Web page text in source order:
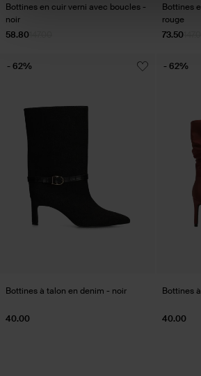
Bottines en cuir verni avec boucles -
noir
58.80
Bottines
rouge
73.50
Bottines à talon en denim - noir
40.00
- 62%
Bottines
40.00
- 62%